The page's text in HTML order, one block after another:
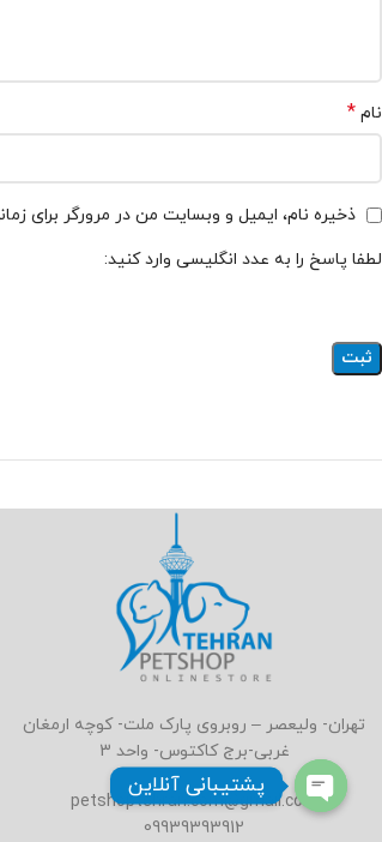
نام *
ذخیره نام، ایمیل و وبسایت من در مرورگر برای
لطفا پاسخ را به عدد انگلیسی وارد کنید:
تهران- ولیعصر – روبروی پارک ملت- کوچه ارمغان
غربی-برج کاکتوس- واحد 3
petshoptehran.com@gmail.com
09939393912
پشتیبانی آنلاین